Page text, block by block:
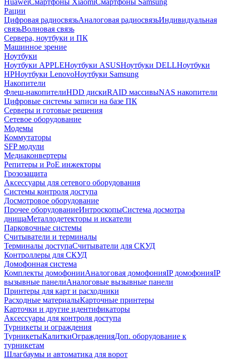
HuaweiСмартфоны XiaomiСмартфоны Samsung
Рации
Цифровая радиосвязьАналоговая радиосвязьИндивидуальная
связьВолновая связь
Сервера, ноутбуки и ПК
Машинное зрение
Ноутбуки
Ноутбуки APPLEНоутбуки ASUSНоутбуки DELLНоутбуки
HPНоутбуки LenovoНоутбуки Samsung
Накопители
Флеш-накопителиHDD дискиRAID массивыNAS накопители
Цифровые системы записи на базе ПК
Серверы и готовые решения
Сетевое оборудование
Модемы
Коммутаторы
SFP модули
Медиаконвертеры
Репитеры и PoE инжекторы
Грозозащита
Аксессуары для сетевого оборудования
Системы контроля доступа
Досмотровое оборудование
Прочее оборудованиеИнтроскопыСистема досмотра
днищаМеталлодетекторы и искатели
Парковочные системы
Считыватели и терминалы
Терминалы доступаСчитыватели для СКУД
Контроллеры для СКУД
Домофонная система
Комплекты домофонииАналоговая домофонияIP домофонияIP
вызывные панелиАналоговые вызывные панели
Принтеры для карт и расходники
Расходные материалыКарточные принтеры
Карточки и другие идентификаторы
Аксессуары для контроля доступа
Турникеты и ограждения
ТурникетыКалиткиОгражденияДоп. оборудование к
турникетам
Шлагбаумы и автоматика для ворот